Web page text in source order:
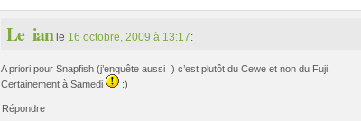
Le_ianle 16 octobre, 2009 à 13:17:
A priori pour Snapfish (j’enquête aussi ) c’est plutôt du Cewe et non du Fuji.
Certainement à Samedi
:)
Répondre